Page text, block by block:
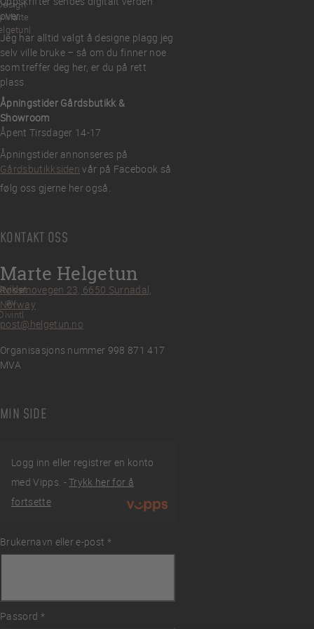
over.
Jeg har alltid valgt å designe plagg jeg
selv ville bruke – så om du finner noe
som treffer deg her, er du på rett
plass.
Åpningstider Gårdsbutikk &
Showroom
Åpent Tirsdager 14-17
Åpningstider annonseres på
Gårdsbutikksiden vår på Facebook så
følg oss gjerne her også.
KONTAKT OSS
Marte Helgetun
Røssmovegen 23, 6650 Surnadal,
Norway
post@helgetun.no
Organisasjons nummer 998 871 417
MVA
MIN SIDE
Logg inn eller registrer en konto
med Vipps. -Trykk her for å
fortsette
Brukernavn eller e-post *
Påkrevd
Passord *
Påkrevd
Marte
av